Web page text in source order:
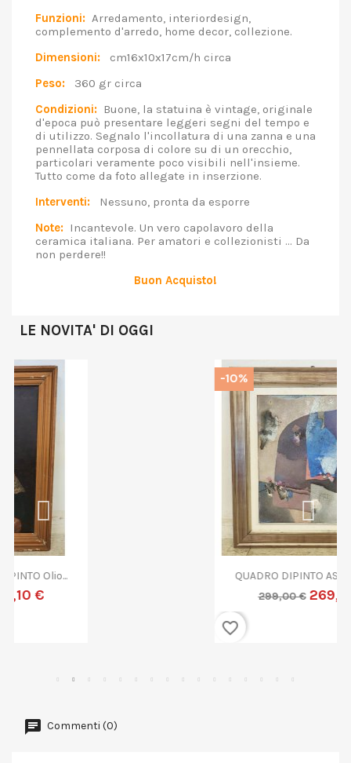
Funzioni: Arredamento, interiordesign,
complemento d'arredo, home decor, collezione.
Dimensioni: cm16x10x17cm/h circa
Peso: 360 gr circa
Condizioni: Buone, la statuina è vintage, originale
d'epoca può presentare leggeri segni del tempo e
di utilizzo. Segnalo l'incollatura di una zanna e una
pennellata corposa di colore su di un orecchio,
particolari veramente poco visibili nell'insieme.
Tutto come da foto allegate in inserzione.
Interventi: Nessuno, pronta da esporre
Note: Incantevole. Un vero capolavoro della
ceramica italiana. Per amatori e collezionisti ... Da
non perdere!!
Buon Acquisto!
LE NOVITA' DI OGGI
QUADRO DIPINTO ASTRATTO G....
Commenti (0)